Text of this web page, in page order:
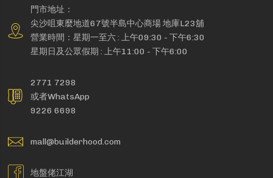
門市地址：
尖沙咀東麼地道67號半島中心商場 地庫L23舖
營業時間：星期一至六 : 上午09:30 - 下午6:30
星期日及公眾假期 : 上午11:00 - 下午6:00
2771 7298
或者WhatsApp
9226 6698
mall@builderhood.com
地盤佬江湖